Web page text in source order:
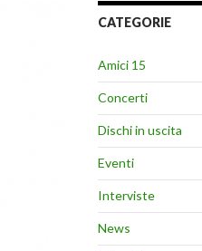
CATEGORIE
Amici 15
Concerti
Dischi in uscita
Eventi
Interviste
News